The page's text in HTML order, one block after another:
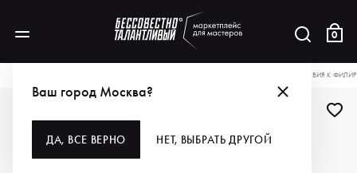
0
Ваш город Москва?
ДА, ВСЕ ВЕРНО НЕТ, ВЫБРАТЬ ДРУГОЙ
EUROSTIL ЛЕЗВИЯ К